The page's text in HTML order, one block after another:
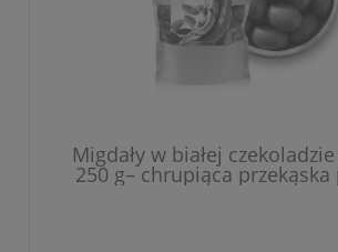
Migdały w białej
250 g– chrupiąca